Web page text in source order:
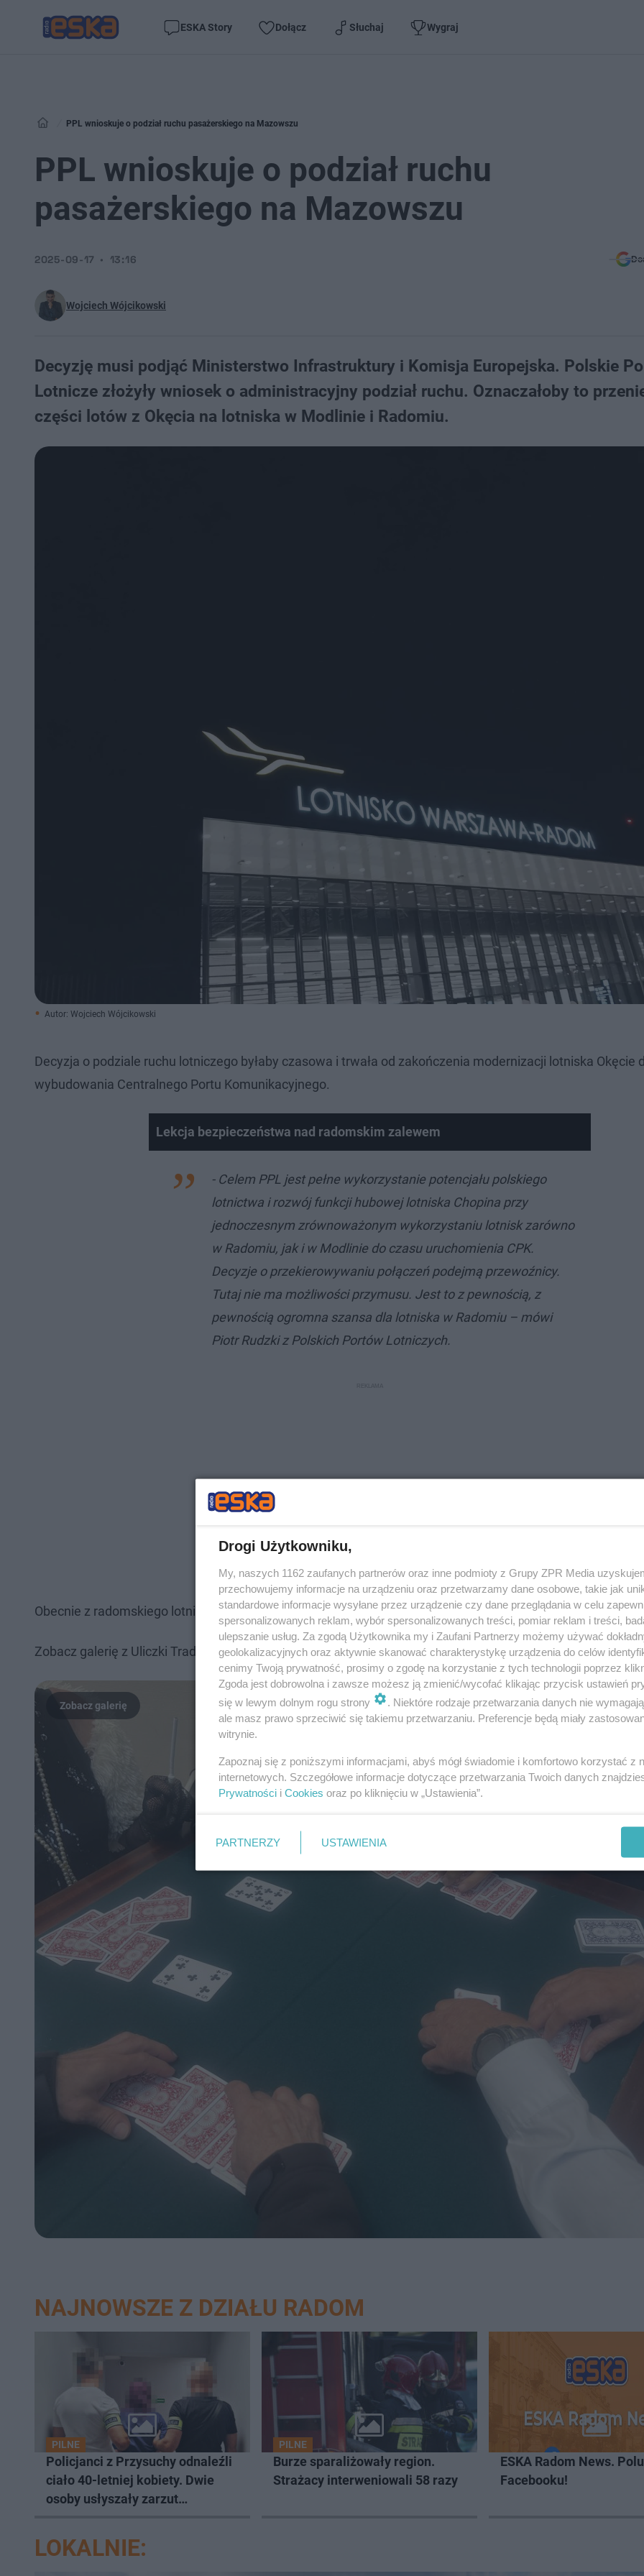
ESKA Story Dołącz Słuchaj Wygraj
PPL wnioskuje o podział ruchu pasażerskiego na Mazowszu
PPL wnioskuje o podział ruchu
pasażerskiego na Mazowszu
Wojciech Wójcikowski
2025-09-17 13:16
Decyzję musi podjąć Ministerstwo Infrastruktury i Komisja Europejska. Polskie
Lotnicze złożyły wniosek o administracyjny podział ruchu. Oznaczałoby to
części lotów z Okęcia na lotniska w Modlinie i Radomiu.
Autor: Wojciech Wójcikowski
Decyzja o podziale ruchu lotniczego byłaby czasowa i trwała od zakończenia modernizacji lotniska Okęcie
wybudowania Centralnego Portu Komunikacyjnego.
Lekcja bezpieczeństwa nad radomskim zalewem
- Celem PPL jest pełne wykorzystanie potencjału polskiego
lotnictwa i rozwój funkcji hubowej lotniska Chopina przy
jednoczesnym zrównoważonym wykorzystaniu lotnisk zarówno
w Radomiu, jak i w Modlinie do czasu uruchomienia CPK.
Decyzje o przekierowywaniu połączeń podejmą przewoźnicy.
Tutaj nie ma możliwości przymusu. Jest to z pewnością, z
pewnością ogromna szansa dla lotniska w Radomiu – mówi
Piotr Rudzki z Polskich Portów Lotniczych.
Obecnie z radomskiego lotniska odbywają się regularne loty do Rzymu i Larnaki.
Zobacz galerię z Uliczki Tradycji:
NAJNOWSZE Z DZIAŁU RADOM
PILNE
Policjanci z Przysuchy odnaleźli
ciało 40-letniej kobiety. Dwie
osoby usłyszały zarzut
PILNE
Burze sparaliżowały region.
Strażacy interweniowali 58 razy
ESKA Radom News.
Facebooku!
LOKALNIE:
Drogi Użytkowniku,
My, naszych 1162 zaufanych partnerów oraz inne podmioty z Grupy ZPR Media
przechowujemy informacje na urządzeniu oraz przetwarzamy dane osobowe, takie jak
standardowe informacje wysyłane przez urządzenie czy dane przeglądania w celu
spersonalizowanych reklam, wybór spersonalizowanych treści, pomiar reklam i treści,
ulepszanie usług. Za zgodą Użytkownika my i Zaufani Partnerzy możemy używać
geolokalizacyjnych oraz aktywnie skanować charakterystykę urządzenia do celów
cenimy Twoją prywatność, prosimy o zgodę na korzystanie z tych technologii poprzez
Zgoda jest dobrowolna i zawsze możesz ją zmienić/wycofać klikając przycisk ustawień
się w lewym dolnym rogu strony
. Niektóre rodzaje przetwarzania danych nie
ale masz prawo sprzeciwić się takiemu przetwarzaniu. Preferencje będą miały
witrynie.
Zapoznaj się z poniższymi informacjami, abyś mógł świadomie i komfortowo korzystać z
internetowych. Szczegółowe informacje dotyczące przetwarzania Twoich danych
Prywatności i Cookies oraz po kliknięciu w „Ustawienia”.
PARTNERZY USTAWIENIA